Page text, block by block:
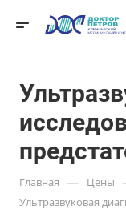
Главная — Цены
Ультразвуковая